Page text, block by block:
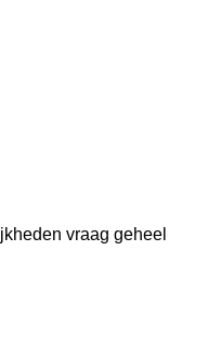
vraag geheel